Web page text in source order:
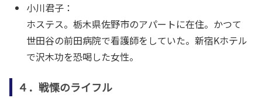
小川君子：
ホステス。栃木県佐野市のアパートに在住。かつて
世田谷の前田病院で看護師をしていた。新宿Kホテル
で沢木功を恐喝した女性。
４．戦慄のライフル